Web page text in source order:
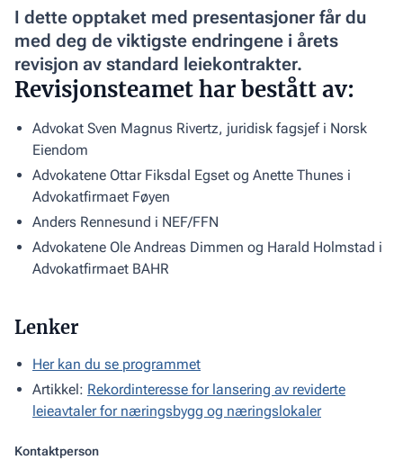
I dette opptaket med presentasjoner får du
med deg de viktigste endringene i årets
revisjon av standard leiekontrakter.
Revisjonsteamet har bestått av:
Advokat Sven Magnus Rivertz, juridisk fagsjef i Norsk
Eiendom
Advokatene Ottar Fiksdal Egset og Anette Thunes i
Advokatfirmaet Føyen
Anders Rennesund i NEF/FFN
Advokatene Ole Andreas Dimmen og Harald Holmstad i
Advokatfirmaet BAHR
Lenker
Her kan du se programmet
Artikkel: Rekordinteresse for lansering av reviderte
leieavtaler for næringsbygg og næringslokaler
Kontaktperson